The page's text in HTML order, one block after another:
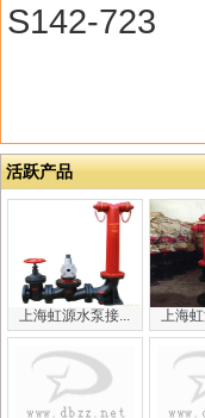
S142-723
活跃产品
上海虹源水泵接... 上海